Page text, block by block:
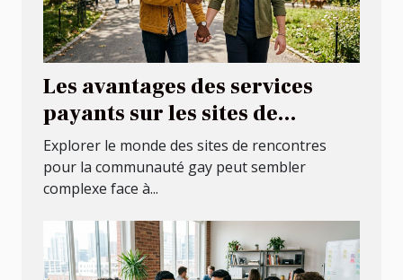
Les avantages des services
payants sur les sites de
rencontres pour la
communauté gay
Explorer le monde des sites de rencontres
pour la communauté gay peut sembler
complexe face à...